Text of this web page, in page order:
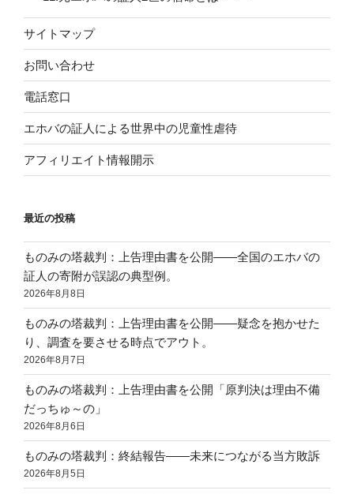
サイトマップ
お問い合わせ
電話窓口
エホバの証人による世界中の児童性虐待
アフィリエイト情報開示
最近の投稿
ものみの塔裁判：上告理由書を公開——全国のエホバの
証人の寄附が誤認の典型例。
2026年8月8日
ものみの塔裁判：上告理由書を公開——疑念を抱かせた
り、調査を要させる時点でアウト。
2026年8月7日
ものみの塔裁判：上告理由書を公開「原判決は理由不備
だっちゅ～の」
2026年8月6日
ものみの塔裁判：終結報告——未来につながる当方敗訴
2026年8月5日